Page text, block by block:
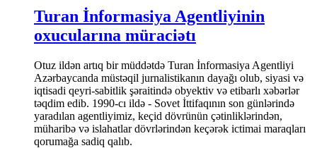
Turan İnformasiya Agentliyinin
oxucularına müraciətı
Otuz ildən artıq bir müddətdə Turan İnformasiya Agentliyi
Azərbaycanda müstəqil jurnalistikanın dayağı olub, siyasi və
iqtisadi qeyri-sabitlik şəraitində obyektiv və etibarlı xəbərlər
təqdim edib. 1990-cı ildə - Sovet İttifaqının son günlərində
yaradılan agentliyimiz, keçid dövrünün çətinliklərindən,
müharibə və islahatlar dövrlərindən keçərək ictimai maraqları
qorumağa sadiq qalıb.